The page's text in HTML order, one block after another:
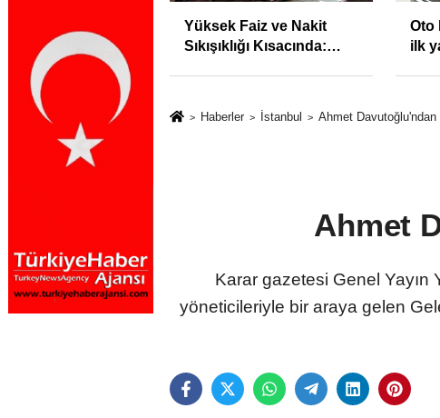
%31,75;
%50,49 olarak
Yüksek Faiz ve Nakit
Sıkışıklığı Kısacında:
Oto
ilk
Haberler İstanbul Ahmet Davutoğlu'ndan
Ahmet
Karar gazetesi Genel Yayın
yöneticileriyle bir araya gelen